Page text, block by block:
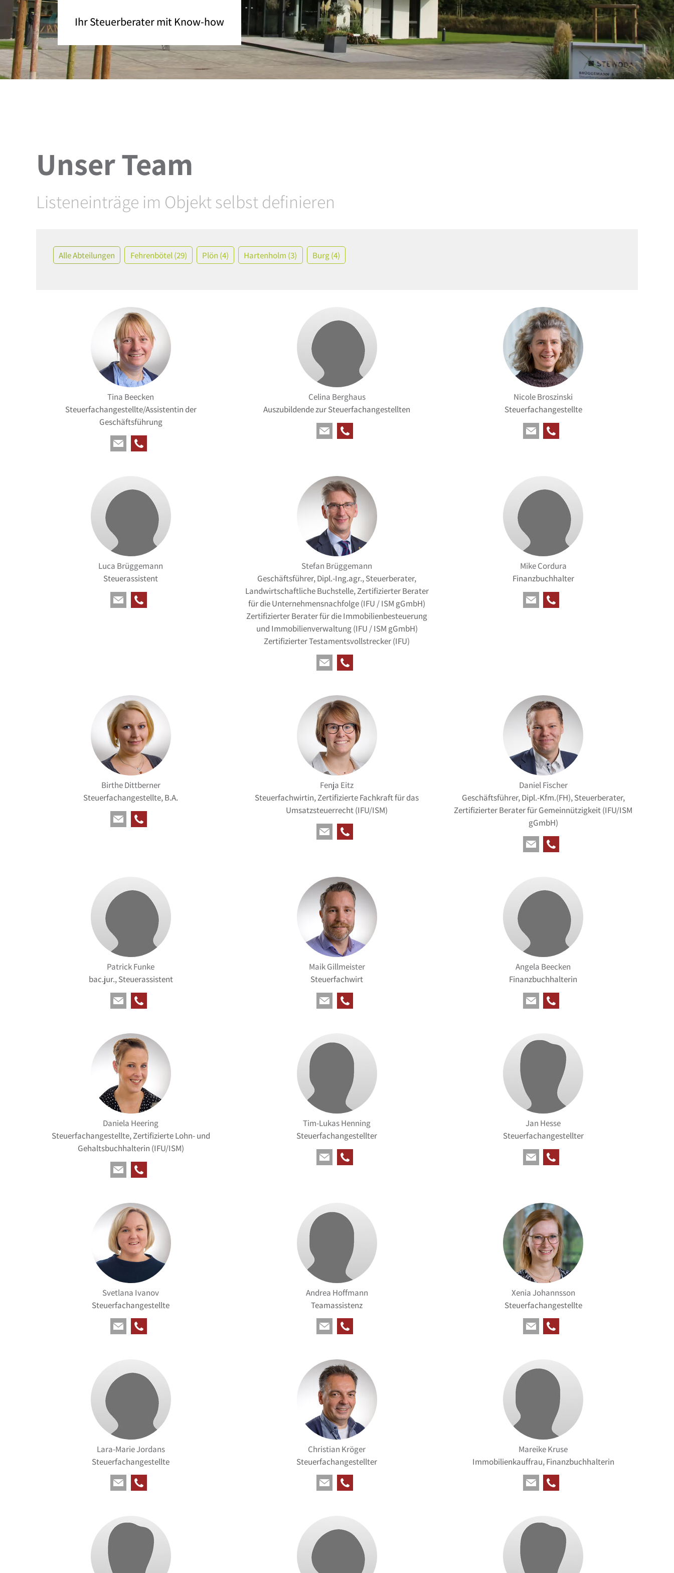
Ihr Steuerberater mit Know-how
Unser Team
Listeneinträge im Objekt selbst definieren
Alle Abteilungen Fehrenbötel (29) Plön (4) Hartenholm (3) Burg (4)
Tina Beecken
Steuerfachangestellte/Assistentin der
Geschäftsführung
Celina Berghaus
Auszubildende zur Steuerfachangestellten
Nicole Broszinski
Steuerfachangestellte
Luca Brüggemann
Steuerassistent
Stefan Brüggemann
Geschäftsführer, Dipl.-Ing.agr., Steuerberater,
Landwirtschaftliche Buchstelle, Zertifizierter Berater
für die Unternehmensnachfolge (IFU / ISM gGmbH)
Zertifizierter Berater für die Immobilienbesteuerung
und Immobilienverwaltung (IFU / ISM gGmbH)
Zertifizierter Testamentsvollstrecker (IFU)
Mike Cordura
Finanzbuchhalter
Birthe Dittberner
Steuerfachangestellte, B.A.
Fenja Eitz
Steuerfachwirtin, Zertifizierte Fachkraft für das
Umsatzsteuerrecht (IFU/ISM)
Daniel Fischer
Geschäftsführer, Dipl.-Kfm.(FH), Steuerberater,
Zertifizierter Berater für Gemeinnützigkeit (IFU/ISM
gGmbH)
Patrick Funke
bac.jur., Steuerassistent
Maik Gillmeister
Steuerfachwirt
Angela Beecken
Finanzbuchhalterin
Daniela Heering
Steuerfachangestellte, Zertifizierte Lohn- und
Gehaltsbuchhalterin (IFU/ISM)
Tim-Lukas Henning
Steuerfachangestellter
Jan Hesse
Steuerfachangestellter
Svetlana Ivanov
Steuerfachangestellte
Andrea Hoffmann
Teamassistenz
Xenia Johannsson
Steuerfachangestellte
Lara-Marie Jordans
Steuerfachangestellte
Christian Kröger
Steuerfachangestellter
Mareike Kruse
Immobilienkauffrau, Finanzbuchhalterin